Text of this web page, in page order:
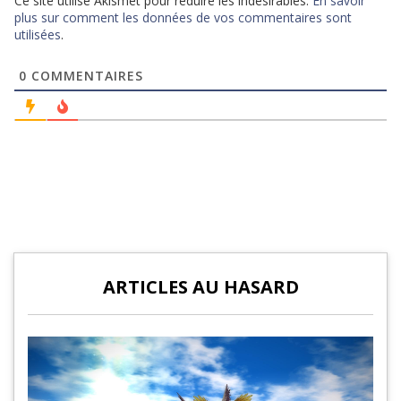
plus sur comment les données de vos commentaires sont
utilisées.
0 COMMENTAIRES
ARTICLES AU HASARD